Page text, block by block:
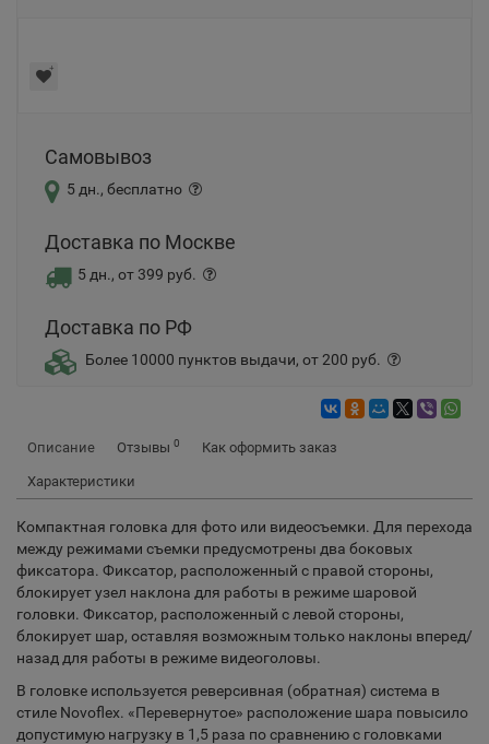
Самовывоз
5 дн., бесплатно
Доставка по Москве
5 дн., от 399 руб.
Доставка по РФ
Более 10000 пунктов выдачи, от 200 руб.
Описание Отзывы 0 Как оформить заказ
Характеристики
Компактная головка для фото или видеосъемки. Для перехода
между режимами съемки предусмотрены два боковых
фиксатора. Фиксатор, расположенный с правой стороны,
блокирует узел наклона для работы в режиме шаровой
головки. Фиксатор, расположенный с левой стороны,
блокирует шар, оставляя возможным только наклоны вперед/
назад для работы в режиме видеоголовы.
В головке используется реверсивная (обратная) система в
стиле Novoflex. «Перевернутое» расположение шара повысило
допустимую нагрузку в 1,5 раза по сравнению с головками